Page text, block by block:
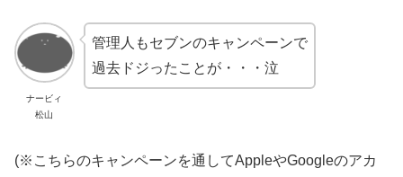
ナービィ
松山
管理人もセブンのキャンペーンで
過去ドジったことが・・・泣
(※こちらのキャンペーンを通してAppleやGoogleのアカ